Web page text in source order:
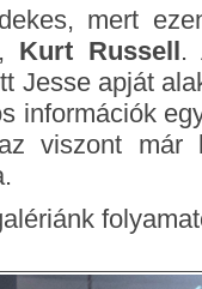
mert
Kurt Russell.
Jesse apját
információk
viszont már